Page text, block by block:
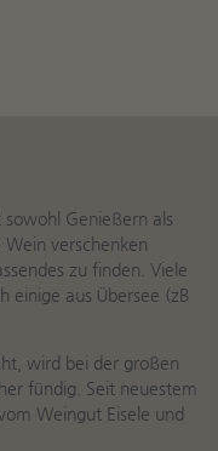
Genießern als
verschenken
zu finden. Viele
einige aus Übersee (zB
wird bei der großen
fündig. Seit neuestem
Weingut Eisele und